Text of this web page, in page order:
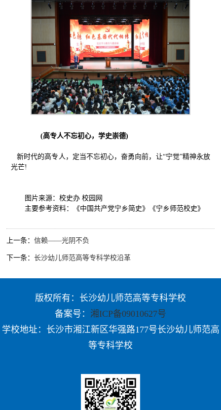
(高专人不忘初心，学史崇德)
新时代的高专人，定当不忘初心，奋勇向前，让“宁觉”精神永放
光芒!
图片来源：校史办 校园网
主要参考资料：《中国共产党宁乡简史》《宁乡师范校史》
上一条：信赖——光阴不负
下一条：长沙幼儿师范高等专科学校沿革
版权所有：长沙幼儿师范高等专科学校
备案号： 湘ICP备09010627号
学校地址：长沙市湘江新区华强路177号长沙幼儿师范高
等专科学校